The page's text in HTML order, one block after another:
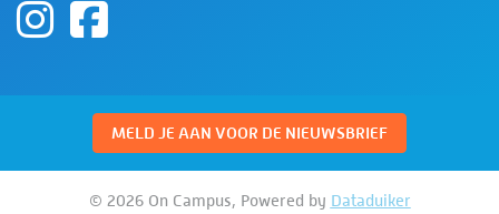
MELD JE AAN VOOR DE NIEUWSBRIEF
© 2026 On Campus, Powered by Dataduiker